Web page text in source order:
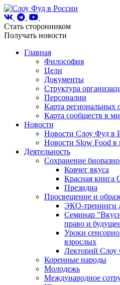
Стать сторонником
Получать новости
Главная
Философия
Цели
Документы
Структура
Персоналии
Карта региональных
Карта сообществ в
Новости
Новости Слоу Фуд в
Новости Slow Food в
Деятельность
Сохранение
Ковчег вкуса
Красная книга
Президиа
Просвещение и
ЭКО-тренинги
Семинар
право и
Уроки
взрослых
Лекторий Слоу
Коренные народы
Молодежь
Международное